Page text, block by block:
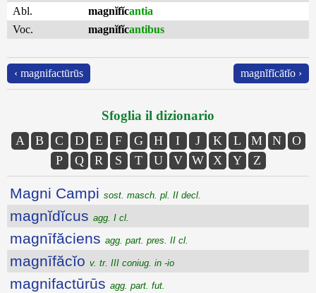
Abl.
magnĭfĭcantia
Voc.
magnĭfĭcantibus
‹ magnifactūrūs magnĭfĭcātĭo ›
Sfoglia il dizionario
A B C D E F G H I J K L M N
O
P
Q R S T U V W X Y Z
Magni Campi sost. masch. pl. II decl.
magnĭdĭcus agg. I cl.
magnīfăciens agg. part. pres. II cl.
magnīfăcĭo v. tr. III coniug. in -io
magnifactūrūs agg. part. fut.